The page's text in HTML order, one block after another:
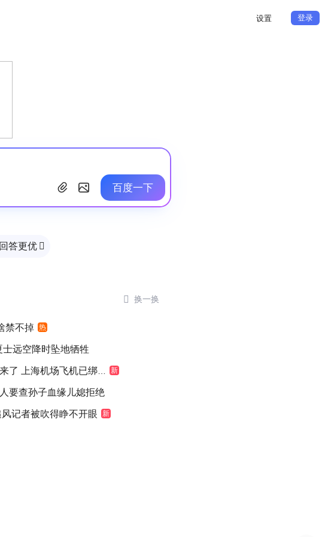
设置 登录
百度一下
答更优 
 换一换
禁不掉 热
士远空降时坠地牺牲
了 上海机场飞机已绑好 新
要查孙子血缘儿媳拒绝
记者被吹得睁不开眼 新